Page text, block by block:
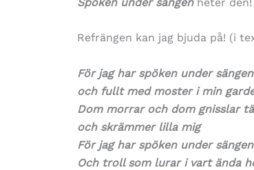
Refrängen kan jag bjuda på! (i
För jag har spöken under sängen
och fullt med moster i min
Dom morrar och dom gnisslar
och skrämmer lilla mig
För jag har spöken under sängen
Och troll som lurar i vart ända